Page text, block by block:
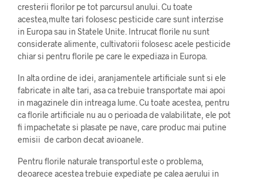
cresterii florilor pe tot parcursul anului. Cu toate
acestea,multe tari folosesc pesticide care sunt interzise
in Europa sau in Statele Unite. Intrucat florile nu sunt
considerate alimente, cultivatorii folosesc acele pesticide
chiar si pentru florile pe care le expediaza in Europa.
In alta ordine de idei, aranjamentele artificiale sunt si ele
fabricate in alte tari, asa ca trebuie transportate mai apoi
in magazinele din intreaga lume. Cu toate acestea, pentru
ca florile artificiale nu au o perioada de valabilitate, ele pot
fi impachetate si plasate pe nave, care produc mai putine
emisii de carbon decat avioanele.
Pentru florile naturale transportul este o problema,
deoarece acestea trebuie expediate pe calea aerului in